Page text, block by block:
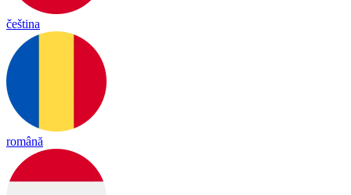
čeština
română